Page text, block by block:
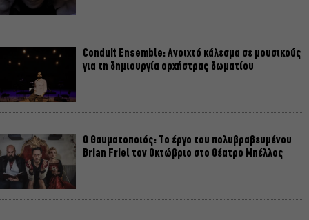
Conduit Ensemble: Ανοιχτό κάλεσμα σε μουσικούς
για τη δημιουργία ορχήστρας δωματίου
Ο Θαυματοποιός: Το έργο του πολυβραβευμένου
Brian Friel τον Οκτώβριο στο Θέατρο Μπέλλος